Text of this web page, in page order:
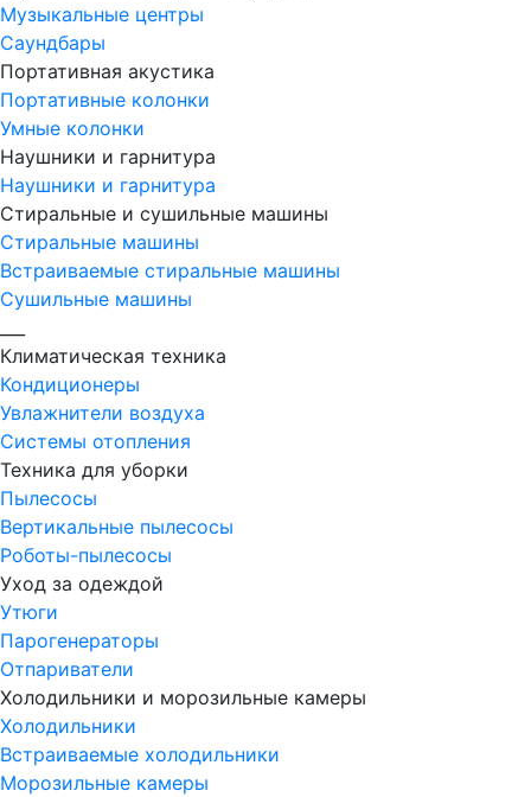
Музыкальные центры
Саундбары
Портативная акустика
Портативные колонки
Умные колонки
Наушники и гарнитура
Наушники и гарнитура
Стиральные и сушильные машины
Стиральные машины
Встраиваемые стиральные машины
Сушильные машины
Климатическая техника
Кондиционеры
Увлажнители воздуха
Системы отопления
Техника для уборки
Пылесосы
Вертикальные пылесосы
Роботы-пылесосы
Уход за одеждой
Утюги
Парогенераторы
Отпариватели
Холодильники и морозильные камеры
Холодильники
Встраиваемые холодильники
Морозильные камеры